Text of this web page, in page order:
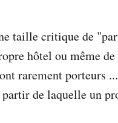
taille critique de
hôtel ou même
rarement porteurs
de laquelle un